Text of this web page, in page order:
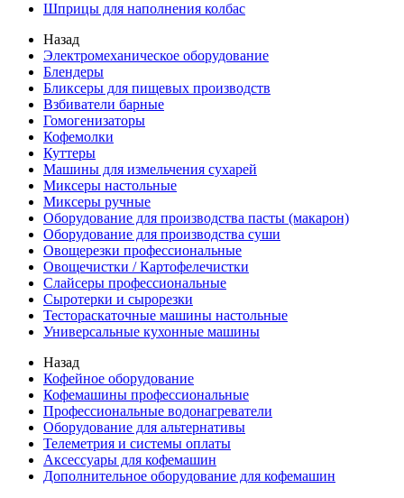
Шприцы для наполнения колбас
Назад
Электромеханическое оборудование
Блендеры
Бликсеры для пищевых производств
Взбиватели барные
Гомогенизаторы
Кофемолки
Куттеры
Машины для измельчения сухарей
Миксеры настольные
Миксеры ручные
Оборудование для производства пасты (макарон)
Оборудование для производства суши
Овощерезки профессиональные
Овощечистки / Картофелечистки
Слайсеры профессиональные
Сыротерки и сырорезки
Тестораскаточные машины настольные
Универсальные кухонные машины
Назад
Кофейное оборудование
Кофемашины профессиональные
Профессиональные водонагреватели
Оборудование для альтернативы
Телеметрия и системы оплаты
Аксессуары для кофемашин
Дополнительное оборудование для кофемашин